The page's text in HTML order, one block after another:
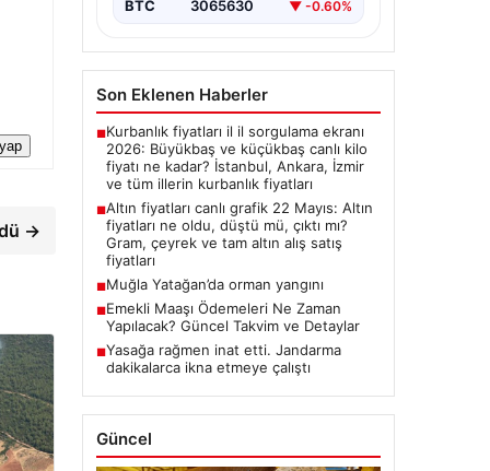
→
BTC 3065630 ▼ -0.60%
Son Eklenen Haberler
■Kurbanlık fiyatları il il sorgulama ekranı
2026: Büyükbaş ve küçükbaş canlı kilo
fiyatı ne kadar? İstanbul, Ankara, İzmir
ve tüm illerin kurbanlık fiyatları
■Altın fiyatları canlı grafik 22 Mayıs: Altın
fiyatları ne oldu, düştü mü, çıktı mı?
Gram, çeyrek ve tam altın alış satış
fiyatları
■Muğla Yatağan’da orman yangını
■Emekli Maaşı Ödemeleri Ne Zaman
Yapılacak? Güncel Takvim ve Detaylar
■Yasağa rağmen inat etti. Jandarma
dakikalarca ikna etmeye çalıştı
Güncel